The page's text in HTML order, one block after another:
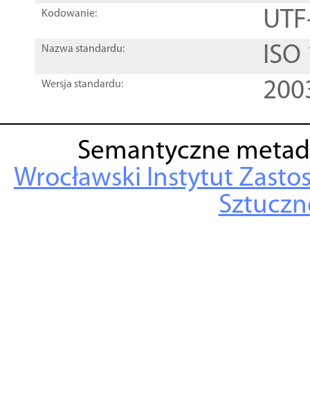
Kodowanie:
Nazwa standardu:
Wersja standardu:
Semantyczne
Wrocławski Instytut